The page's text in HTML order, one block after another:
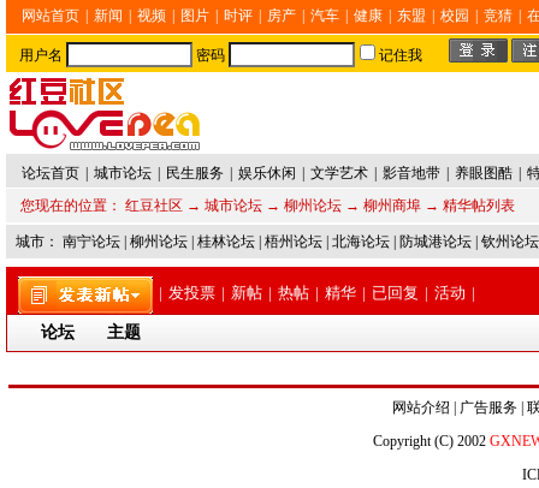
网站首页 新闻 视频 图片 时评 房产 汽车 健康 东盟 校园 竞猜
用户名 密码 记住我
论坛首页 城市论坛 民生服务 娱乐休闲 文学艺术 影音地带 养眼图酷
您现在的位置： 红豆社区 → 城市论坛 → 柳州论坛 → 柳州商埠 → 精华帖列表
城市： 南宁论坛 柳州论坛 桂林论坛 梧州论坛 北海论坛 防城港论坛 钦州论坛
| 发投票 | 新帖 | 热帖 | 精华 | 已回复 | 活动 |
论坛 主题
网站介绍 广告服务
Copyright (C) 2002